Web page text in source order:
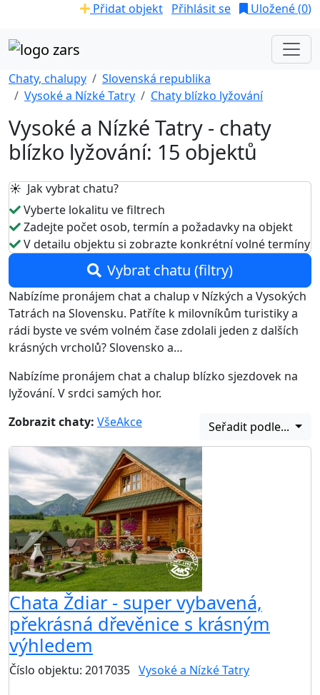
Přidat objekt Přihlásit se Uložené (0)
Chaty, chalupy
Slovenská republika
Vysoké a Nízké Tatry
Chaty blízko lyžování
Vysoké a Nízké Tatry - chaty
blízko lyžování: 15 objektů
☀️ Jak vybrat chatu?
Vyberte lokalitu ve filtrech
Zadejte počet osob, termín a požadavky na objekt
V detailu objektu si zobrazte konkrétní volné termíny
Vybrat chatu (filtry)
Nabízíme pronájem chat a chalup v Nízkých a Vysokých
Tatrách na Slovensku. Patříte k milovníkům turistiky a
rádi byste ve svém volném čase zdolali jeden z dalších
krásných vrcholů? Slovensko a…
Nabízíme pronájem chat a chalup blízko sjezdovek na
lyžování. V srdci samých hor.
Zobrazit chaty: VšeAkce Seřadit podle...
Chata Ždiar - super vybavená,
překrásná dřevěnice s krásným
výhledem
Číslo objektu: 2017035 Vysoké a Nízké Tatry